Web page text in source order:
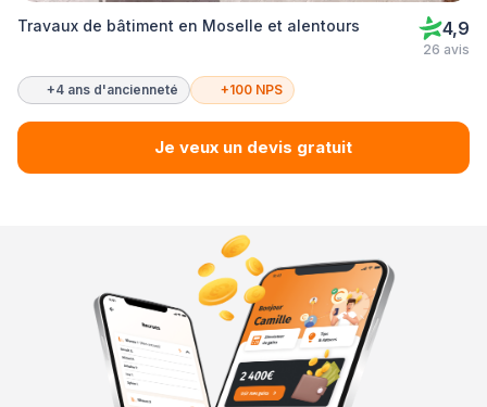
Travaux de bâtiment en Moselle et alentours 4,9
26 avis
+4 ans d'ancienneté +100 NPS
Je veux un devis gratuit